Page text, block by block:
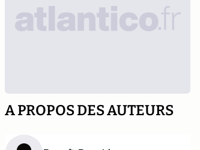
A PROPOS DES AUTEURS